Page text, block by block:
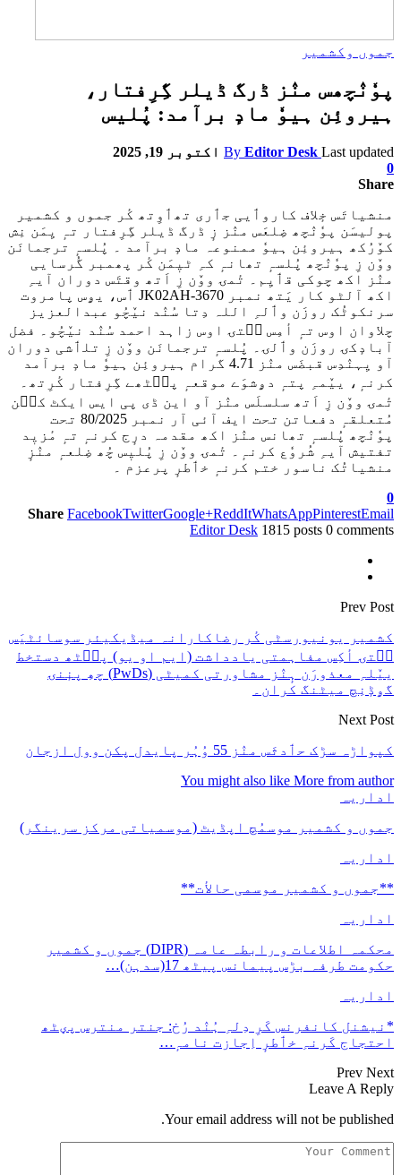
جموں وکشمیر
پوٗنٛچھس منٛز ڈرگ ڈیلر گِرِفتار،
ہیروئِن ہیوٗ مادٕ برآمد: پُلیس
By Editor Desk Last updated
اکتوبر 19, 2025
0
Share
منشیاتَس خٕلاف کاروٲیی جٲری تھٲوِتھ کٔر جموں و کشمیر
پولیسَن پوٗنٛچھ ضِلعَس منٛز زٕ ڈرگ ڈیلر گِرِفتار تہٕ یِمَن نِش
کوٚرُکھ ہیروئِن ہیوٗ ممنوعہ مادٕ برآمد ۔ پُلسہٕ ترجمانَن
ووٚن زِ پوٗنٛچھ پُلسہٕ تھانہٕ کہِ ٹیٖمَن کٔر پھمبر گُرسایی
منٛز اکھ چوکی قٲیِم۔ تٔمۍ ووٚن زِ اَتھ وقتَس دوران آیہِ
اکھ آلٹو کار یَتھ نمبر JK02AH-3670 ٲس، یۄس پامروت
سرنکوٹُک روزَن وٲلہِ اللہ دِتا سُنٛد نیٚچُو عبدالعزیز
چلاوان اوس تہٕ أمِس سۭتۍ اوس زاہد احمد سُنٛد نیٚچُو۔ فضل
آبادٕکۍ روزَن وٲلۍ۔ پُلسہٕ ترجمانَن ووٚن زِ تلٲشی دوران
آو یِہنٛدِس قبضَس منٛز 4.71 گرام ہیروئِن ہیوٗ مادٕ برآمد
کرنہٕ، ییٚمہِ پتہٕ دۄشوَے موقعہٕ پٮ۪ٹھے گِرِفتار کٔرِتھ۔
تٔمۍ ووٚن زِ اَتھ سلسلَس منٛز آو این ڈی پی ایس ایکٹ کٮ۪ن
مُتعلقہٕ دفعاتن تحت ایف آئی آر نمبر 80/2025 تحت
پوٗنٛچھ پُلسہٕ تھانس منٛز اکھ مقدمہ درٕج کرنہٕ تہٕ مٔزیٖد
تفتیش آیہِ شُروٗع کرنہٕ۔ تٔمۍ ووٚن زِ پُلیٖس چُھ ضِلعہٕ منٛزٕ
منشیاتُک ناسور ختم کرنہٕ خٲطرٕ پرعزم ۔
0
Share FacebookTwitterGoogle+ReddItWhatsAppPinterestEmail
Editor Desk 1815 posts 0 comments
Prev Post
کشمیر یونیورسٹی کٔر رضاکارانہ میڈیکیئر سوسائٹیَس
سۭتۍ أکِس مفاہمتی یادداشت (ایم او یو) پٮ۪ٹھ دستخط
ییٚلہِ معذورَن ہٕنٛز مشاورتی کمیٹی (PwDs) چھِ پنٕنۍ
گۄڈٕنِچ میٹنگ کران۔
Next Post
کپواڑہ سڑک حٲدثَس منٛز 55 وُہُر پایدل پکن وول ازجان
You might also like More from author
اداریہ
جموں و کشمیر موسمُچ اپڈیٹ (موسمیاتی مرکز سرینگر)
اداریہ
**جموں و كشمیر موسمی حالأت**
اداریہ
محکمہ اطلاعات و رابطہ عامہ (DIPR) جموں و کشمیر
حکومت طرفہ بڑس پیمانس پیٹھ 17(سدہن)…
اداریہ
*نیشنل کانفرنس کَرِ دِلہِ ہُنٛد رُخ: جنتر منترس پؠٹھ
احتجاج کَرنہِ خٲطرٕ اِجازت نامہٕ…
Prev Next
Leave A Reply
Your email address will not be published.